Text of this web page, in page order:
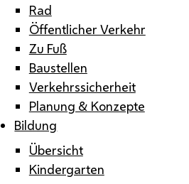
Rad
Öffentlicher Verkehr
Zu Fuß
Baustellen
Verkehrssicherheit
Planung & Konzepte
Bildung
Übersicht
Kindergarten